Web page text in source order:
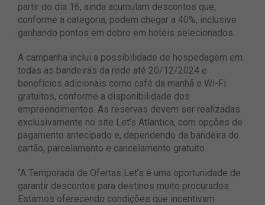
partir do dia 16, ainda acumulam descontos que,
conforme a categoria, podem chegar a 40%, inclusive
ganhando pontos em dobro em hotéis selecionados.
A campanha inclui a possibilidade de hospedagem em
todas as bandeiras da rede até 20/12/2024 e
benefícios adicionais como café da manhã e Wi-Fi
gratuitos, conforme a disponibilidade dos
empreendimentos. As reservas devem ser realizadas
exclusivamente no site Let’s Atlantica, com opções de
pagamento antecipado e, dependendo da bandeira do
cartão, parcelamento e cancelamento gratuito.
“A Temporada de Ofertas Let’s é uma oportunidade de
garantir descontos para destinos muito procurados.
Estamos oferecendo condições que incentivam